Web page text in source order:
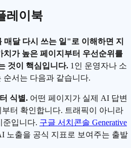
레이북
달 다시 쓰는 일"로 이해하면 지
치가 높은 페이지부터 우선순위를
것이 핵심입니다. 1인 운영자나 소
순서는 다음과 같습니다.
식별. 어떤 페이지가 실제 AI 답변
부터 확인합니다. 트래픽이 아니라
준입니다. 구글 서치콘솔 Generative
노출을 공식 지표로 보여주는 출발